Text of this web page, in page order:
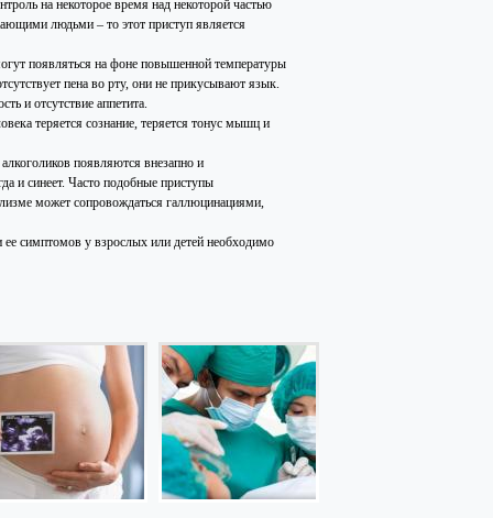
на некоторое время над некоторой частью
людьми – то этот приступ является
появляться на фоне повышенной температуры
пена во рту, они не прикусывают язык.
и отсутствие аппетита.
теряется сознание, теряется тонус мышц и
появляются внезапно и
и синеет. Часто подобные приступы
может сопровождаться галлюцинациями,
симптомов у взрослых или детей необходимо